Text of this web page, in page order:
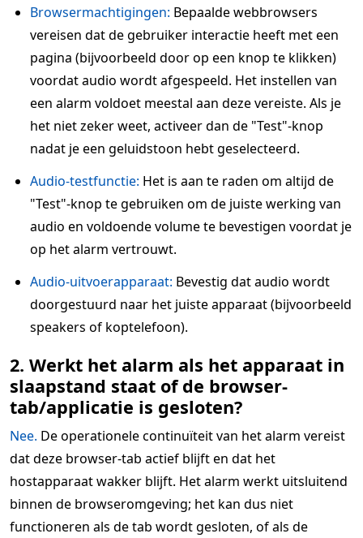
Browsermachtigingen: Bepaalde webbrowsers
vereisen dat de gebruiker interactie heeft met een
pagina (bijvoorbeeld door op een knop te klikken)
voordat audio wordt afgespeeld. Het instellen van
een alarm voldoet meestal aan deze vereiste. Als je
het niet zeker weet, activeer dan de "Test"-knop
nadat je een geluidstoon hebt geselecteerd.
Audio-testfunctie: Het is aan te raden om altijd de
"Test"-knop te gebruiken om de juiste werking van
audio en voldoende volume te bevestigen voordat je
op het alarm vertrouwt.
Audio-uitvoerapparaat: Bevestig dat audio wordt
doorgestuurd naar het juiste apparaat (bijvoorbeeld
speakers of koptelefoon).
2. Werkt het alarm als het apparaat in
slaapstand staat of de browser-
tab/applicatie is gesloten?
Nee. De operationele continuïteit van het alarm vereist
dat deze browser-tab actief blijft en dat het
hostapparaat wakker blijft. Het alarm werkt uitsluitend
binnen de browseromgeving; het kan dus niet
functioneren als de tab wordt gesloten, of als de